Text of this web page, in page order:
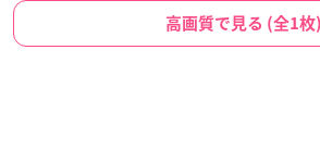
高画質で見る (全1枚)